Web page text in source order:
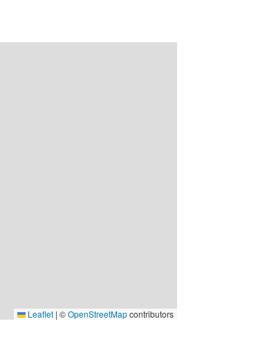
Leaflet | ©OpenStreetMapcontributors